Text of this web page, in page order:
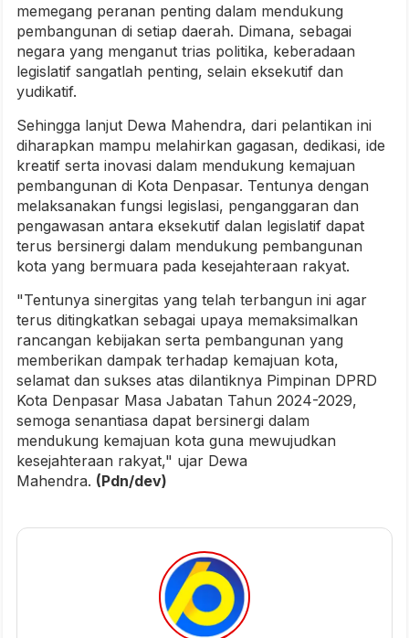
memegang peranan penting dalam mendukung
pembangunan di setiap daerah. Dimana, sebagai
negara yang menganut trias politika, keberadaan
legislatif sangatlah penting, selain eksekutif dan
yudikatif.
Sehingga lanjut Dewa Mahendra, dari pelantikan ini
diharapkan mampu melahirkan gagasan, dedikasi, ide
kreatif serta inovasi dalam mendukung kemajuan
pembangunan di Kota Denpasar. Tentunya dengan
melaksanakan fungsi legislasi, penganggaran dan
pengawasan antara eksekutif dalan legislatif dapat
terus bersinergi dalam mendukung pembangunan
kota yang bermuara pada kesejahteraan rakyat.
"Tentunya sinergitas yang telah terbangun ini agar
terus ditingkatkan sebagai upaya memaksimalkan
rancangan kebijakan serta pembangunan yang
memberikan dampak terhadap kemajuan kota,
selamat dan sukses atas dilantiknya Pimpinan DPRD
Kota Denpasar Masa Jabatan Tahun 2024-2029,
semoga senantiasa dapat bersinergi dalam
mendukung kemajuan kota guna mewujudkan
kesejahteraan rakyat," ujar Dewa
Mahendra. (Pdn/dev)